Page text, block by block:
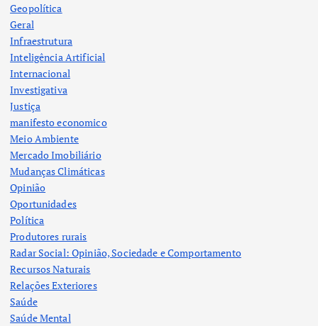
Geopolítica
Geral
Infraestrutura
Inteligência Artificial
Internacional
Investigativa
Justiça
manifesto economico
Meio Ambiente
Mercado Imobiliário
Mudanças Climáticas
Opinião
Oportunidades
Política
Produtores rurais
Radar Social: Opinião, Sociedade e Comportamento
Recursos Naturais
Relações Exteriores
Saúde
Saúde Mental